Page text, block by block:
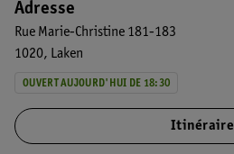
Adresse
Rue Marie-Christine 181-183
1020
Laken
OUVERT AUJOURD'HUI DE 18:30
Itinéraire